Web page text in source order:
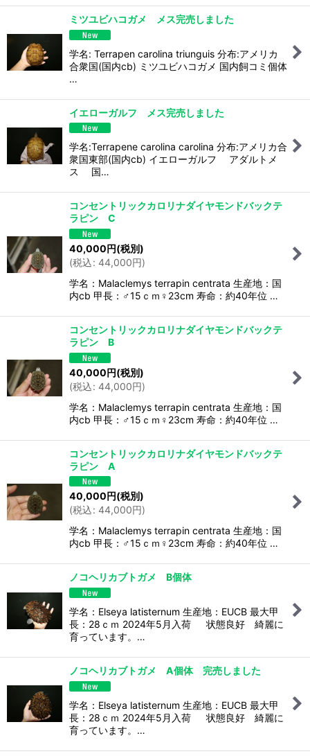
ミツユビハコガメ メス完売しました
学名: Terrapen carolina triunguis 分布:アメリカ
合衆国(国内cb) ミツユビハコガメ 国内飼コミ個体
…
イエローガルフ メス完売しました
学名:Terrapene carolina carolina 分布:アメリカ合
衆国東部(国内cb) イエローガルフ アダルトメ
ス 国…
コンセントリックカロリナダイヤモンドバックテ
ラピン C
40,000円(税別)
(税込: 44,000円)
学名：Malaclemys terrapin centrata 生産地：国
内cb 甲長：♂15ｃｍ♀23cm 寿命：約40年位 …
コンセントリックカロリナダイヤモンドバックテ
ラピン B
40,000円(税別)
(税込: 44,000円)
学名：Malaclemys terrapin centrata 生産地：国
内cb 甲長：♂15ｃｍ♀23cm 寿命：約40年位 …
コンセントリックカロリナダイヤモンドバックテ
ラピン A
40,000円(税別)
(税込: 44,000円)
学名：Malaclemys terrapin centrata 生産地：国
内cb 甲長：♂15ｃｍ♀23cm 寿命：約40年位 …
ノコヘリカブトガメ B個体
学名：Elseya latisternum 生産地：EUCB 最大甲
長：28ｃｍ 2024年5月入荷 状態良好 綺麗に
育っています。…
ノコヘリカブトガメ A個体 完売しました
学名：Elseya latisternum 生産地：EUCB 最大甲
長：28ｃｍ 2024年5月入荷 状態良好 綺麗に
育っています。…